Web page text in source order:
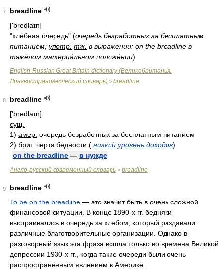
7
breadline
['bredlaɪn]
"хле́бная о́чередь" (очередь безработных за бесплатным
питанием; употр. тж. в выражении: on the breadline в
тяжёлом материа́льном положе́нии)
English-Russian Great Britain dictionary (Великобритания.
Лингвострановедческий словарь) > breadline
8
breadline
['bredlaɪn]
сущ.
1) амер. очередь безработных за бесплатным питанием
2) брит. черта бедности ( низкий уровень доходов)
on the breadline — в нужде
Англо-русский современный словарь > breadline
9
breadline
To be on the breadline — это значит быть в очень сложной
финансовой ситуации. В конце 1890-х гг. бедняки
выстраивались в очередь за хлебом, который раздавали
различные благотворительные организации. Однако в
разговорный язык эта фраза вошла только во времена Великой
депрессии 1930-х гг., когда такие очереди были очень
распространённым явлением в Америке.